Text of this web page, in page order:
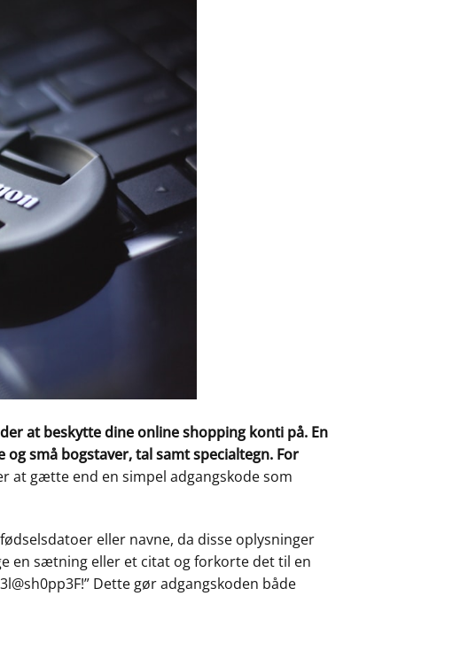
at beskytte dine online shopping konti på. En
små bogstaver, tal samt specialtegn. For
at gætte end en simpel adgangskode som
eller navne, da disse oplysninger
en sætning eller et citat og forkorte det til en
Dette gør adgangskoden både